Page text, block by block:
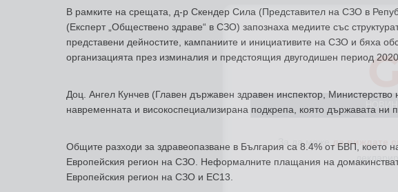
В рамките на срещата, д-р Скендер Сила (Представител на СЗО в
(Експерт „Обществено здраве“ в СЗО) запознаха медиите със
представени дейностите, кампаниите и инициативите на СЗО и бяха
организацията през изминалия и предстоящия двугодишен период
Доц. Ангел Кунчев (Главен държавен здравен инспектор,
навременната и високоспециализирана подкрепа, която държавата ни
Общите разходи за здравеопазване в България са 8.4% от БВП, което
Европейския регион на СЗО. Неформалните плащания на
Европейския регион на СЗО и ЕС13.
За да можеда виждате